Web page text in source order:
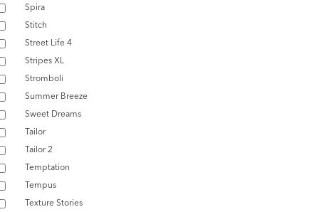
Spira
Stitch
Street Life 4
Stripes XL
Stromboli
Summer Breeze
Sweet Dreams
Tailor
Tailor 2
Temptation
Tempus
Texture Stories